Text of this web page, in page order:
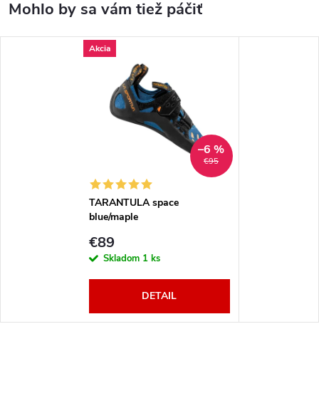
Akcia
€95
–6 %
TARANTULA space
blue/maple
€89
Skladom 1 ks
DETAIL